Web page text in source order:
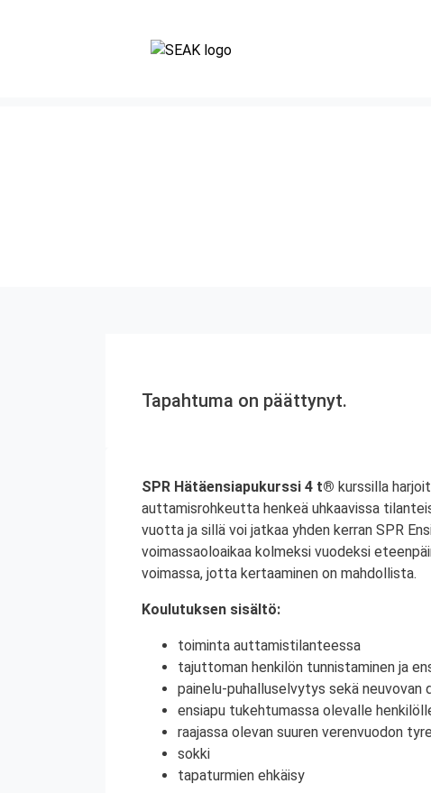
Tapahtuma on päättynyt.
SPR Hätäensiapukurssi 4 t® kurssilla
auttamisrohkeutta henkeä uhkaavissa
vuotta ja sillä voi jatkaa yhden kerran SPR
voimassaoloaikaa kolmeksi vuodeksi
voimassa, jotta kertaaminen on mahdollista.
Koulutuksen sisältö:
toiminta auttamistilanteessa
tajuttoman henkilön tunnistaminen ja
painelu-puhalluselvytys sekä
ensiapu tukehtumassa olevalle
raajassa olevan suuren verenvuodon
sokki
tapaturmien ehkäisy